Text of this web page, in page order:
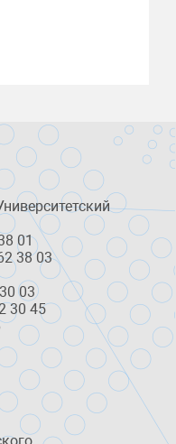
01
38 03
03
30 45